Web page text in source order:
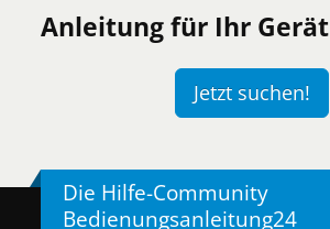
Anleitung für Ihr Gerät
Jetzt suchen!
Die Hilfe-Community
Bedienungsanleitung24